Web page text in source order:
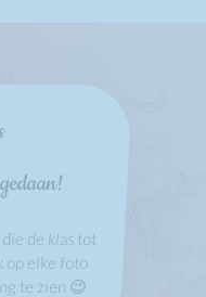
de klas tot
op elke foto
te zien 😉